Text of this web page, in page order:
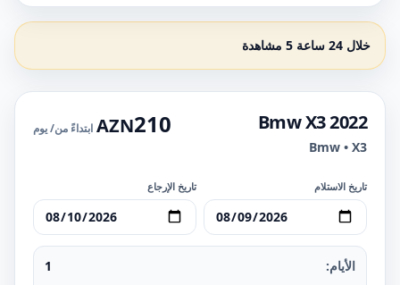
خلال 24 ساعة 5 مشاهدة
Bmw X3 2022
Bmw • X3
210
AZN ابتداءً من/ يوم
تاريخ الاستلام تاريخ الإرجاع
الأيام:
1